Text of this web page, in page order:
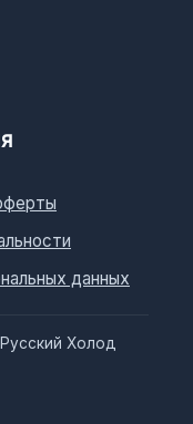
данных
Холод